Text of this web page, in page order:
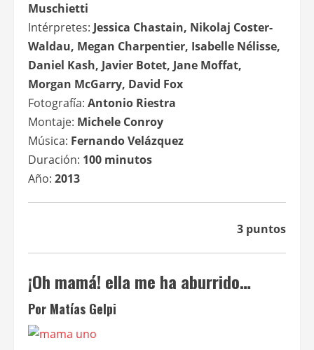
Muschietti
Intérpretes: Jessica Chastain, Nikolaj Coster-
Waldau, Megan Charpentier, Isabelle Nélisse,
Daniel Kash, Javier Botet, Jane Moffat,
Morgan McGarry, David Fox
Fotografía: Antonio Riestra
Montaje: Michele Conroy
Música: Fernando Velázquez
Duración: 100 minutos
Año: 2013
3 puntos
¡Oh mamá! ella me ha aburrido…
Por Matías Gelpi